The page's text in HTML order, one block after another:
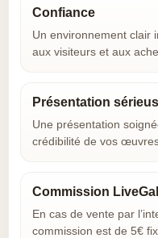
Confiance
Un environnement clair
aux visiteurs et aux
Présentation
Une présentation
crédibilité de vos
Commission
En cas de vente par
commission est de 5€